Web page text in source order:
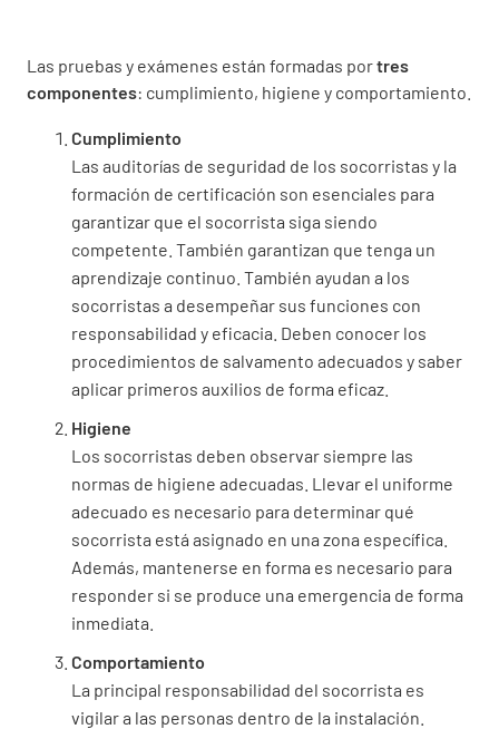
Las pruebas y exámenes están formadas portres
componentes: cumplimiento, higiene y comportamiento.
Cumplimiento
Las auditorías de seguridad de los socorristas y la
formación de certificación son esenciales para
garantizar que el socorrista siga siendo
competente. También garantizan que tenga un
aprendizaje continuo. También ayudan a los
socorristas a desempeñar sus funciones con
responsabilidad y eficacia. Deben conocer los
procedimientos de salvamento adecuados y saber
aplicar primeros auxilios de forma eficaz.
Higiene
Los socorristas deben observar siempre las
normas de higiene adecuadas. Llevar el uniforme
adecuado es necesario para determinar qué
socorrista está asignado en una zona específica.
Además, mantenerse en forma es necesario para
responder si se produce una emergencia de forma
inmediata.
Comportamiento
La principal responsabilidad del socorrista es
vigilar a las personas dentro de la instalación.